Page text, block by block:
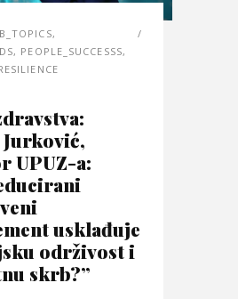
,
, PEOPLE_SUCCESSS,
UPUZ-a:
usklađuje
održivost i
skrb?”